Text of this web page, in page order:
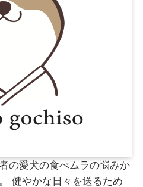
の愛犬の食べムラの悩みか
健やかな日々を送るため